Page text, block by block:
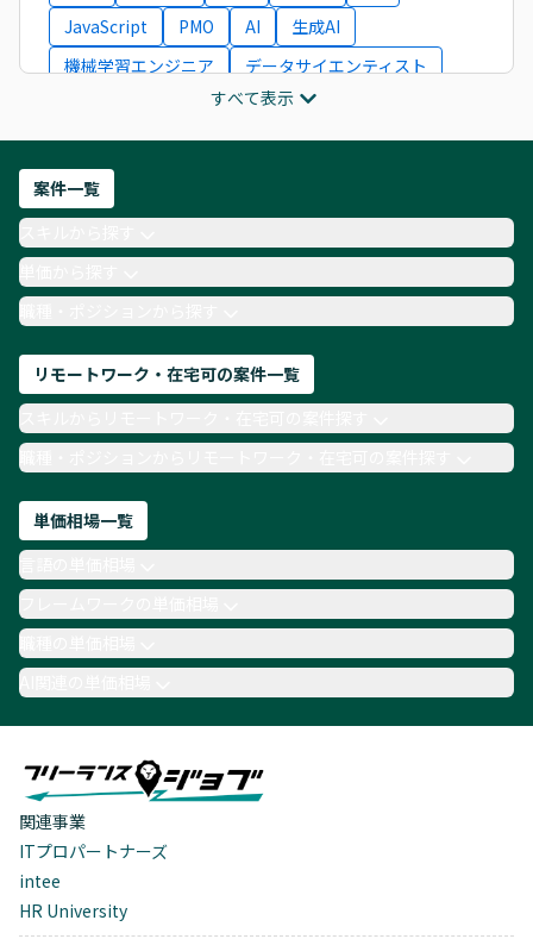
JavaScript
PMO AI
生成AI
機械学習エンジニア
データサイエンティスト
ITコンサルタント
フロントエンドエンジニア
ネットワークエンジニア
AIエンジニア
Webデザイナー
月収100万円 業務委託
COBOL
Ruby
TypeScript
Laravel AWS
すべて表示
案件一覧
単価から探す
職種・ポジションから探す
リモートワーク・在宅可の案件一覧
職種・ポジションからリモートワーク・在宅可の案件探す
単価相場一覧
職種の単価相場
AI関連の単価相場
関連事業
ITプロパートナーズ
intee
HR University